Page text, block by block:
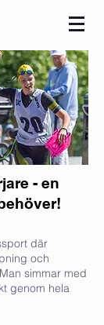
- en
där
och
simmar med
genom hela